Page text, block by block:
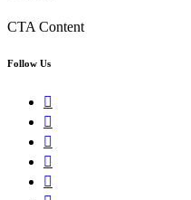
CTA Content
Follow Us